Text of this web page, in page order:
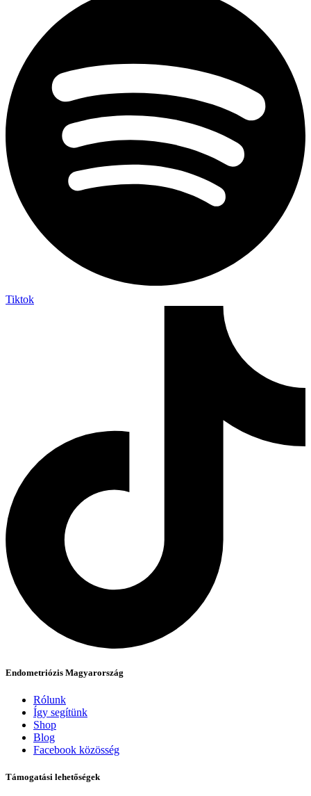
Tiktok
Endometriózis Magyarország
Rólunk
Így segítünk
Shop
Blog
Facebook közösség
Támogatási lehetőségek